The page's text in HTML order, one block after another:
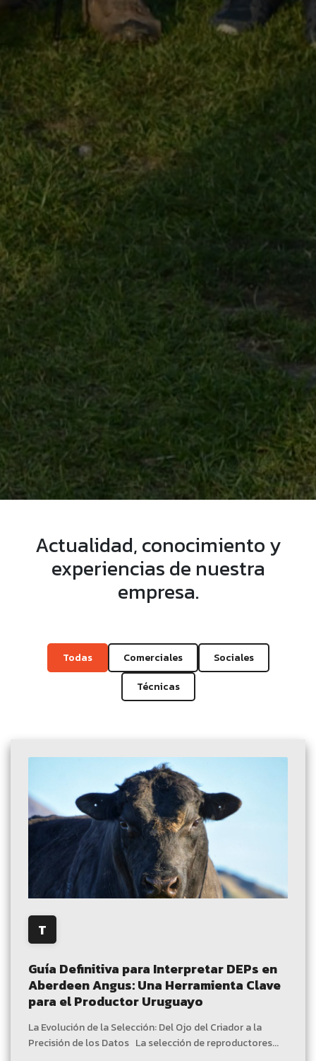
Actualidad, conocimiento y
experiencias de nuestra
empresa.
Todas Comerciales
Sociales
Técnicas
T
Guía Definitiva para Interpretar DEPs en
Aberdeen Angus: Una Herramienta Clave
para el Productor Uruguayo
La Evolución de la Selección: Del Ojo del Criador a la
Precisión de los Datos La selección de reproductores...